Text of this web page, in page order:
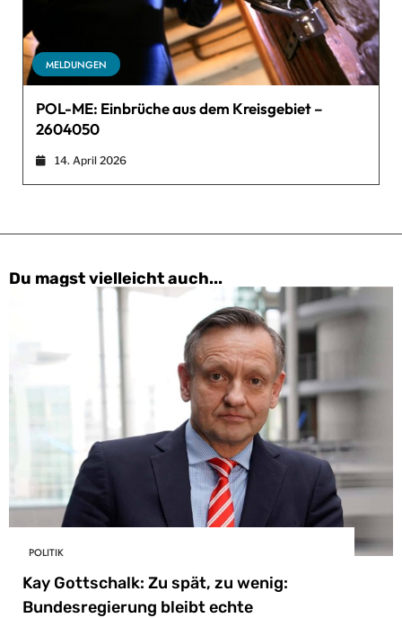
MELDUNGEN
POL-ME: Einbrüche aus dem Kreisgebiet –
2604050
14. April 2026
Du magst vielleicht auch...
POLITIK
Kay Gottschalk: Zu spät, zu wenig:
Bundesregierung bleibt echte